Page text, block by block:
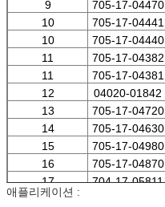
9
705-17-04470
10
705-17-04441
10
705-17-04440
11
705-17-04382
11
705-17-04381
12
04020-01842
13
705-17-04720
14
705-17-04630
15
705-17-04980
16
705-17-04870
17
704-17-05811
17
애플리케이션 :